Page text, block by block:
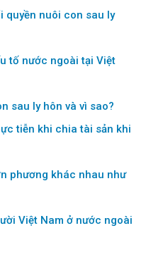
quyền nuôi con sau ly
tố nước ngoài tại Việt
sau ly hôn và vì sao?
tiễn khi chia tài sản khi
phương khác nhau như
Việt Nam ở nước ngoài